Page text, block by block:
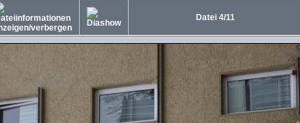
Datei 4/11